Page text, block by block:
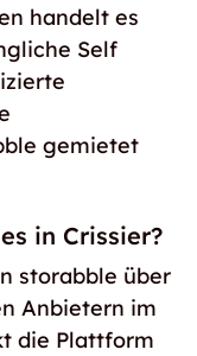
handelt es
Self
gemietet
in Crissier?
storabble über
Anbietern im
die Plattform